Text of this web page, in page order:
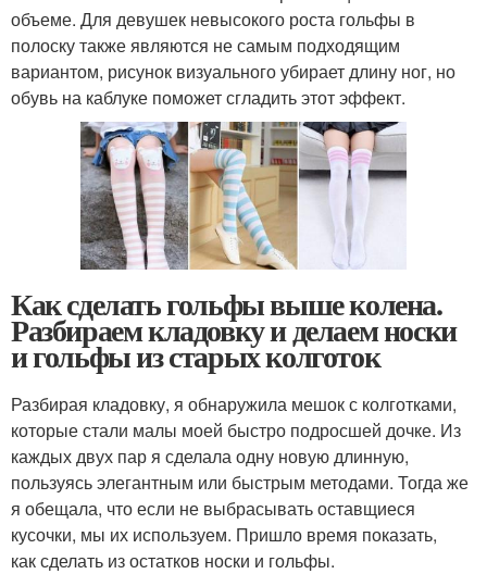
объеме. Для девушек невысокого роста гольфы в
полоску также являются не самым подходящим
вариантом, рисунок визуального убирает длину ног, но
обувь на каблуке поможет сгладить этот эффект.
Как сделать гольфы выше колена.
Разбираем кладовку и делаем носки
и гольфы из старых колготок
Разбирая кладовку, я обнаружила мешок с колготками,
которые стали малы моей быстро подросшей дочке. Из
каждых двух пар я сделала одну новую длинную,
пользуясь элегантным или быстрым методами. Тогда же
я обещала, что если не выбрасывать оставщиеся
кусочки, мы их используем. Пришло время показать,
как сделать из остатков носки и гольфы.